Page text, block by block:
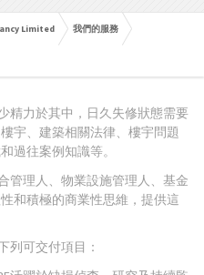
Limited 我們的服務
精力於其中，日久失修狀態需要
宇、建築相關法律、樓宇問題
過往案例知識等。
管理人、物業設施管理人、基金
和積極的商業性思維，提供這
列可交付項目：